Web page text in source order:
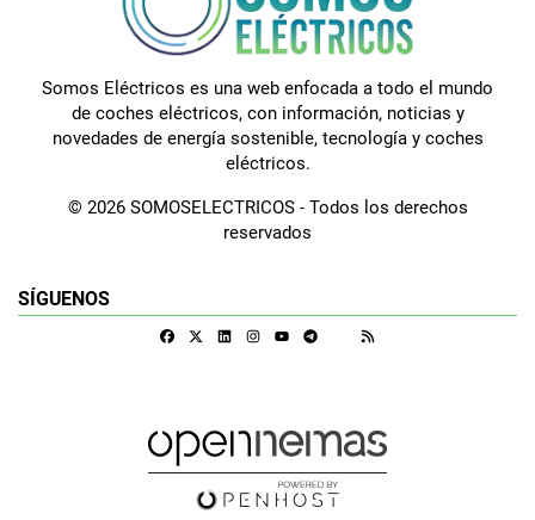
Somos Eléctricos es una web enfocada a todo el mundo
de coches eléctricos, con información, noticias y
novedades de energía sostenible, tecnología y coches
eléctricos.
© 2026 SOMOSELECTRICOS - Todos los derechos
reservados
SÍGUENOS
FacebookLinkedinInstagramTelegram
Google Discover